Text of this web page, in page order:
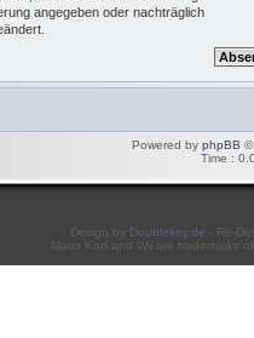
angegeben oder nachträglich
Powered by phpBB ©
Time :
Design by Doublekey.de - Re-
Mario Kart and Wii are trademarks